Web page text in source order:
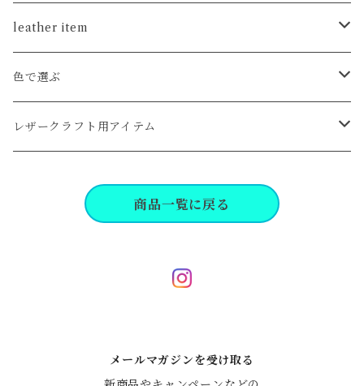
leather item
card
coin
色で選ぶ
クロ系
レッド,イエロー,オレンジ系
レザークラフト用アイテム
商品一覧に戻る
メールマガジンを受け取る